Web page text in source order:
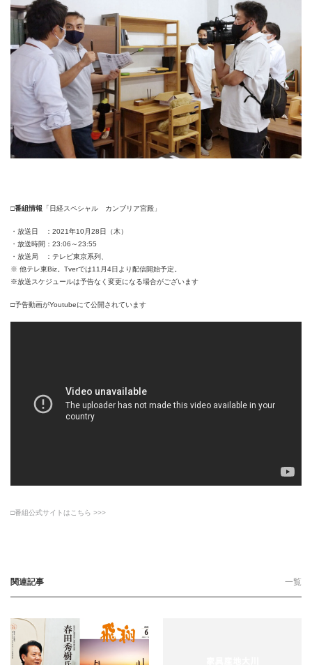
□番組情報 「日経スペシャル カンブリア宮殿」
・放送日 ：2021年10月28日（木）
・放送時間：23:06～23:55
・放送局 ：テレビ東京系列、
※ 他テレ東Biz。Tverでは11月4日より配信開始予定。
※放送スケジュールは予告なく変更になる場合がございます
□予告動画がYoutubeにて公開されています
□番組公式サイトはこちら >>>
関連記事 一覧